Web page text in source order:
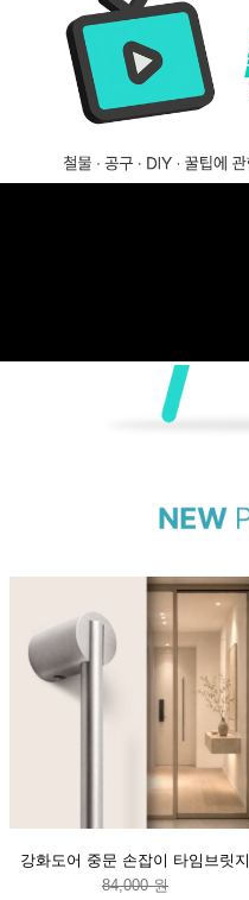
강화도어 중문 손잡이 타임브릿지
84,000 원